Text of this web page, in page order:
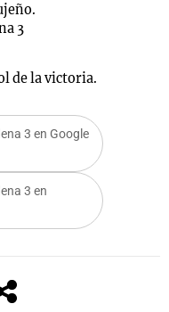
3
de la victoria.
3 en Google
3 en
La Sole en
Cadena 3